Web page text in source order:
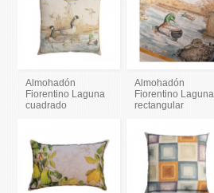
Almohadón
Fiorentino Laguna
cuadrado
Almohadón
Fiorentino Laguna
rectangular